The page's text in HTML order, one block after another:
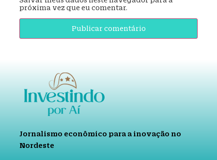
próxima vez que eu comentar.
Jornalismo econômico para a inovação no
Nordeste